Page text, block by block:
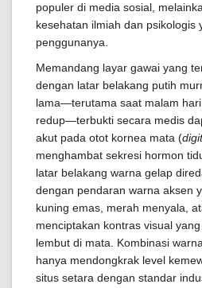
populer di media sosial,
kesehatan ilmiah dan psikologis
penggunanya.
Memandang layar gawai yang
dengan latar belakang putih
lama—terutama saat malam
redup—terbukti secara medis
akut pada otot kornea mata (
menghambat sekresi hormon
latar belakang warna gelap
dengan pendaran warna aksen
kuning emas, merah menyala,
menciptakan kontras visual
lembut di mata. Kombinasi
hanya mendongkrak level
situs setara dengan standar